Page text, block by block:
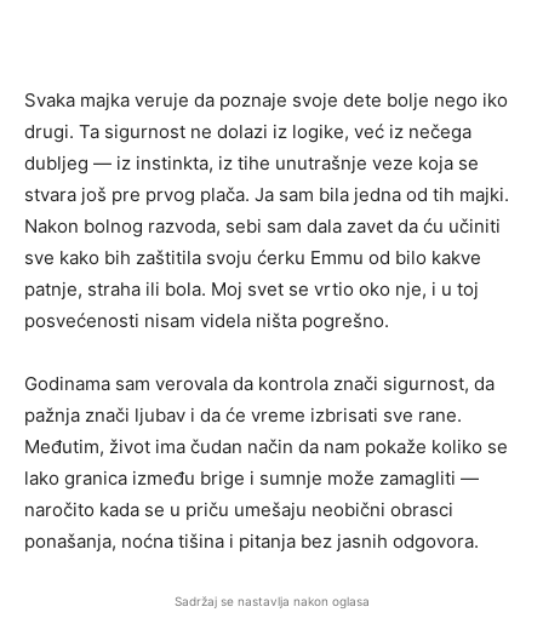
Svaka majka veruje da poznaje svoje dete bolje nego iko
drugi. Ta sigurnost ne dolazi iz logike, već iz nečega
dubljeg — iz instinkta, iz tihe unutrašnje veze koja se
stvara još pre prvog plača. Ja sam bila jedna od tih majki.
Nakon bolnog razvoda, sebi sam dala zavet da ću učiniti
sve kako bih zaštitila svoju ćerku Emmu od bilo kakve
patnje, straha ili bola. Moj svet se vrtio oko nje, i u toj
posvećenosti nisam videla ništa pogrešno.
Godinama sam verovala da kontrola znači sigurnost, da
pažnja znači ljubav i da će vreme izbrisati sve rane.
Međutim, život ima čudan način da nam pokaže koliko se
lako granica između brige i sumnje može zamagliti —
naročito kada se u priču umešaju neobični obrasci
ponašanja, noćna tišina i pitanja bez jasnih odgovora.
Sadržaj se nastavlja nakon oglasa